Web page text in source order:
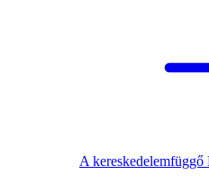
A kereskedelemfüggő